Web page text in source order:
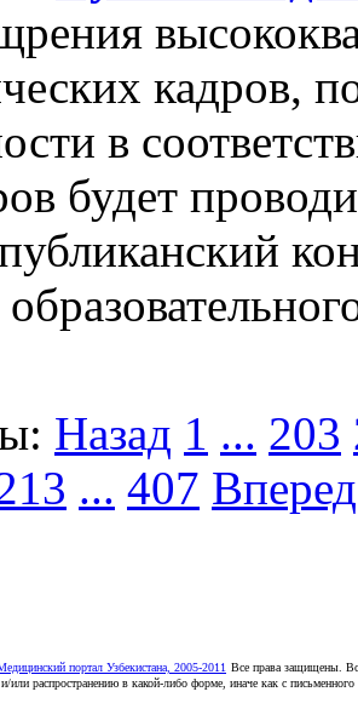
кадров,
в
будет
Назад 1 ... 203
... 407 Вперед
портал Узбекистана, 2005-2011 Все права защищены.
или распространению в какой-либо форме, иначе как с